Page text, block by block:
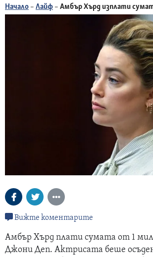
Начало – Лайф – Амбър Хърд изплати
Вижте коментарите
Амбър Хърд плати сумата от 1
Джони Деп. Актрисата беше